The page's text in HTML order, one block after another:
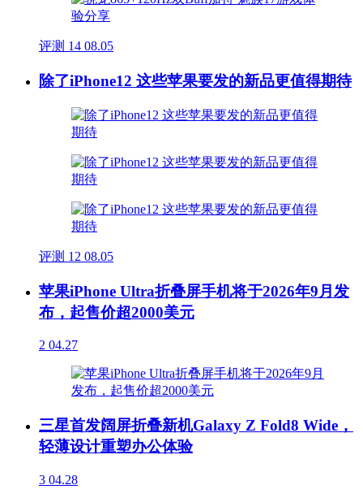
评测 14 08.05
除了iPhone12 这些苹果要发的新品更值得期待
评测 12 08.05
苹果iPhone Ultra折叠屏手机将于2026年9月发
布，起售价超2000美元
2 04.27
三星首发阔屏折叠新机Galaxy Z Fold8 Wide，
轻薄设计重塑办公体验
3 04.28